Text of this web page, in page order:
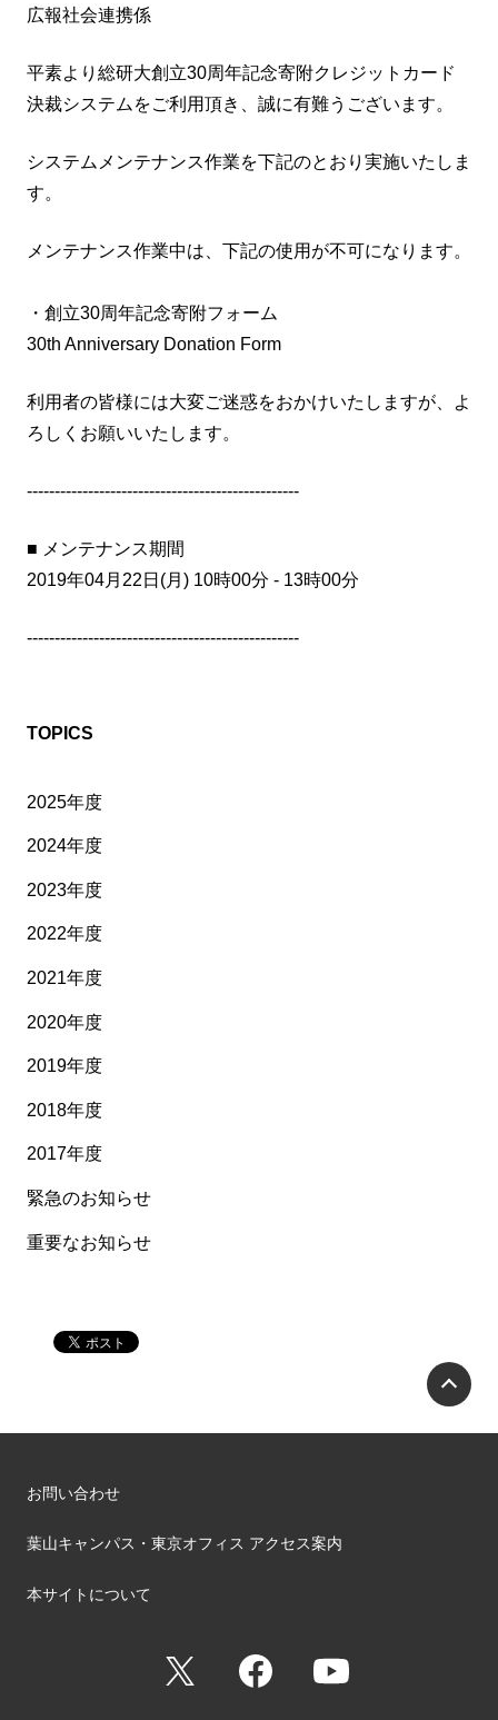
広報社会連携係
平素より総研大創立30周年記念寄附クレジットカード
決裁システムをご利用頂き、誠に有難うございます。
システムメンテナンス作業を下記のとおり実施いたしま
す。
メンテナンス作業中は、下記の使用が不可になります。
・創立30周年記念寄附フォーム
30th Anniversary Donation Form
利用者の皆様には大変ご迷惑をおかけいたしますが、よ
ろしくお願いいたします。
-------------------------------------------------
■ メンテナンス期間
2019年04月22日(月) 10時00分 - 13時00分
-------------------------------------------------
TOPICS
2025年度
2024年度
2023年度
2022年度
2021年度
2020年度
2019年度
2018年度
2017年度
緊急のお知らせ
重要なお知らせ
お問い合わせ
葉山キャンパス・東京オフィス アクセス案内
本サイトについて
Facebook